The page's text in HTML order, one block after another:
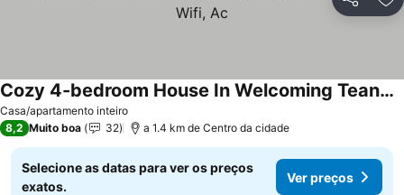
Partilhar
Casa/apartamento inteiro
Cozy 4-bedroom House In Welcoming Teaneck With Wifi, Ac
Ver preços
8,2 Muito boa 32 a 1.4 km de Centro da cidade
Selecione as datas para ver os preços
exatos.
Ver preços